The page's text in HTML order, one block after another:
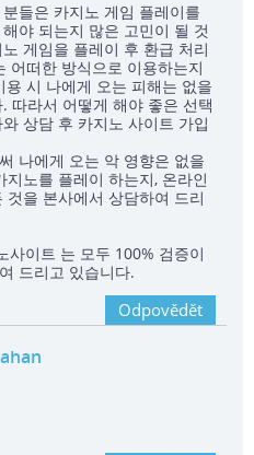
들은 카지노 게임 플레이를
야 되는지 많은 고민이 될 것
게임을 플레이 후 환급 처리
어떠한 방식으로 이용하는지
시 나에게 오는 피해는 없을
따라서 어떻게 해야 좋은 선택
상담 후 카지노 사이트 가입
나에게 오는 악 영향은 없을
노를 플레이 하는지, 온라인
을 본사에서 상담하여 드리
사이트 는 모두 100% 검증이
드리고 있습니다.
Odpovědět